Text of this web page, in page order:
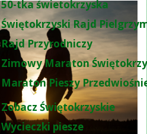
50-tka świetokrzyska
Świętokrzyski Rajd
Rajd Przyrodniczy
Zimowy Maraton
Maraton Pieszy
Zobacz Świętokrzyskie
Wycieczki piesze